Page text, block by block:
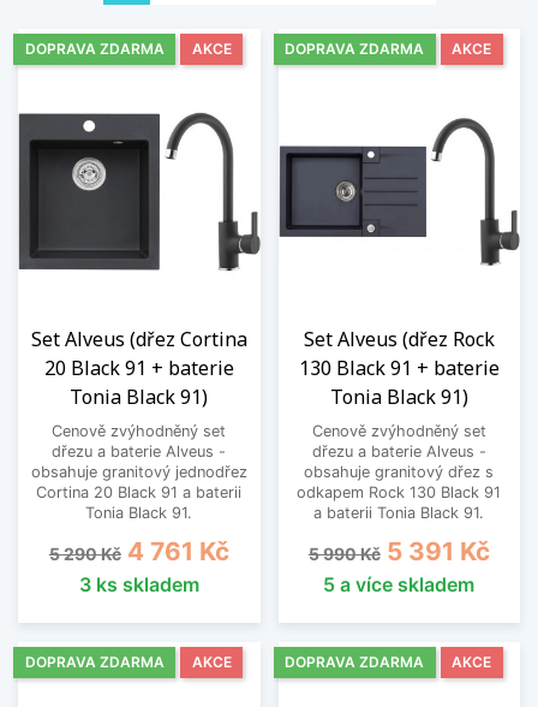
Set Alveus (dřez Cortina
20 Black 91 + baterie
Tonia Black 91)
Cenově zvýhodněný set
dřezu a baterie Alveus -
obsahuje granitový jednodřez
Cortina 20 Black 91 a baterii
Tonia Black 91.
Běžná cena
5 290 Kč Cena
4 761 Kč
3 ks skladem
DOPRAVA ZDARMA AKCE
Set Alveus (dřez Rock
130 Black 91 + baterie
Tonia Black 91)
Cenově zvýhodněný set
dřezu a baterie Alveus -
obsahuje granitový dřez s
odkapem Rock 130 Black 91
a baterii Tonia Black 91.
Běžná cena
5 990 Kč Cena
5 391 Kč
5 a více skladem
DOPRAVA ZDARMA AKCE
DOPRAVA ZDARMA AKCE DOPRAVA ZDARMA AKCE